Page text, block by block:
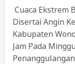
Cuaca Ekstrem
Disertai Angin
Kabupaten
Jam Pada